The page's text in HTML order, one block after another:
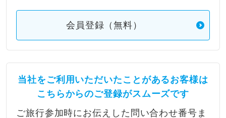
会員登録（無料）
当社をご利用いただいたことがあるお客様は
こちらからのご登録がスムーズです
ご旅行参加時にお伝えした問い合わせ番号ま